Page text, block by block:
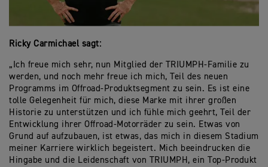
Ricky Carmichael sagt:
„Ich freue mich sehr, nun Mitglied der TRIUMPH-Familie zu
werden, und noch mehr freue ich mich, Teil des neuen
Programms im Offroad-Produktsegment zu sein. Es ist eine
tolle Gelegenheit für mich, diese Marke mit ihrer großen
Historie zu unterstützen und ich fühle mich geehrt, Teil der
Entwicklung ihrer Offroad-Motorräder zu sein. Etwas von
Grund auf aufzubauen, ist etwas, das mich in diesem Stadium
meiner Karriere wirklich begeistert. Mich beeindrucken die
Hingabe und die Leidenschaft von TRIUMPH, ein Top-Produkt